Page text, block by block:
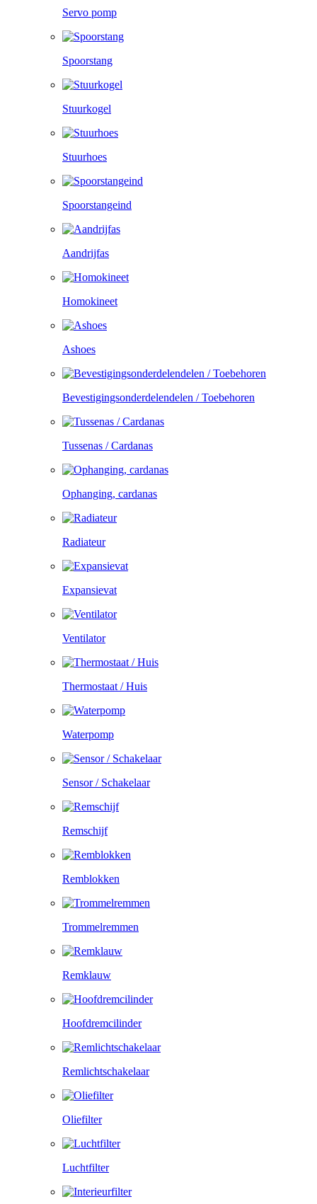
Servo pomp
Spoorstang
Stuurkogel
Stuurhoes
Spoorstangeind
Aandrijfas
Homokineet
Ashoes
Bevestigingsonderdelendelen / Toebehoren
Tussenas / Cardanas
Ophanging, cardanas
Radiateur
Expansievat
Ventilator
Thermostaat / Huis
Waterpomp
Sensor / Schakelaar
Remschijf
Remblokken
Trommelremmen
Remklauw
Hoofdremcilinder
Remlichtschakelaar
Oliefilter
Luchtfilter